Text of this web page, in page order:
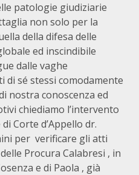
patologie giudiziarie
non solo per la
della difesa delle
ed inscindibile
dalle vaghe
di sé stessi comodamente
nostra conoscenza ed
chiediamo l’intervento
Corte d’Appello dr.
per verificare gli atti
Procura Calabresi , in
e di Paola , già